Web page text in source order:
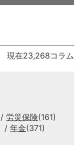
現在23,268コラム
労災保険(161)
年金(371)